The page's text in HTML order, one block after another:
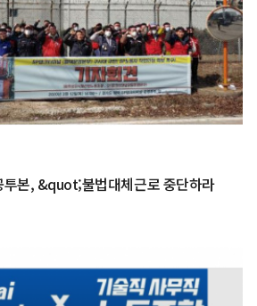
투본, &quot;불법대체근로 중단하라